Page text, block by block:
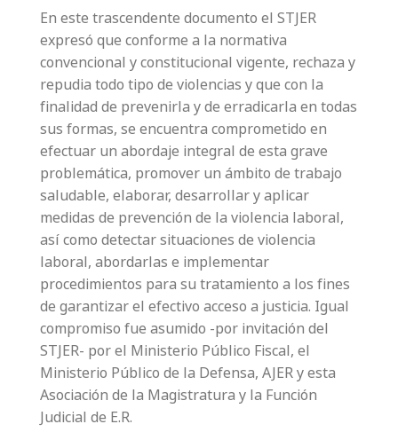
En este trascendente documento el STJER
expresó que conforme a la normativa
convencional y constitucional vigente, rechaza y
repudia todo tipo de violencias y que con la
finalidad de prevenirla y de erradicarla en todas
sus formas, se encuentra comprometido en
efectuar un abordaje integral de esta grave
problemática, promover un ámbito de trabajo
saludable, elaborar, desarrollar y aplicar
medidas de prevención de la violencia laboral,
así como detectar situaciones de violencia
laboral, abordarlas e implementar
procedimientos para su tratamiento a los fines
de garantizar el efectivo acceso a justicia. Igual
compromiso fue asumido -por invitación del
STJER- por el Ministerio Público Fiscal, el
Ministerio Público de la Defensa, AJER y esta
Asociación de la Magistratura y la Función
Judicial de E.R.